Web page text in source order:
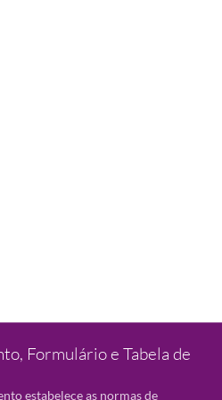
Formulário e Tabela de
estabelece as normas de